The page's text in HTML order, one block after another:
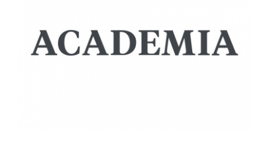
EUROPEAN ETHNOLOGY -